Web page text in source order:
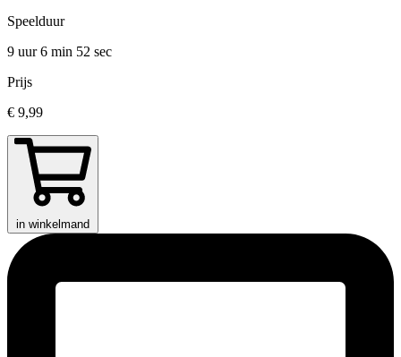
Speelduur
9 uur 6 min 52 sec
Prijs
€ 9,99
in winkelmand